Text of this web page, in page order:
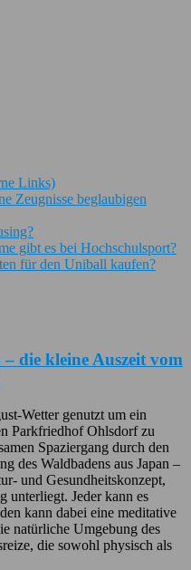
Links)
Zeugnisse beglaubigen
gibt es bei Hochschulsport?
für den Uniball kaufen?
die kleine Auszeit vom
Wetter genutzt um ein
Parkfriedhof Ohlsdorf zu
Spaziergang durch den
des Waldbadens aus Japan –
und Gesundheitskonzept,
unterliegt. Jeder kann es
kann dabei eine meditative
natürliche Umgebung des
die sowohl physisch als